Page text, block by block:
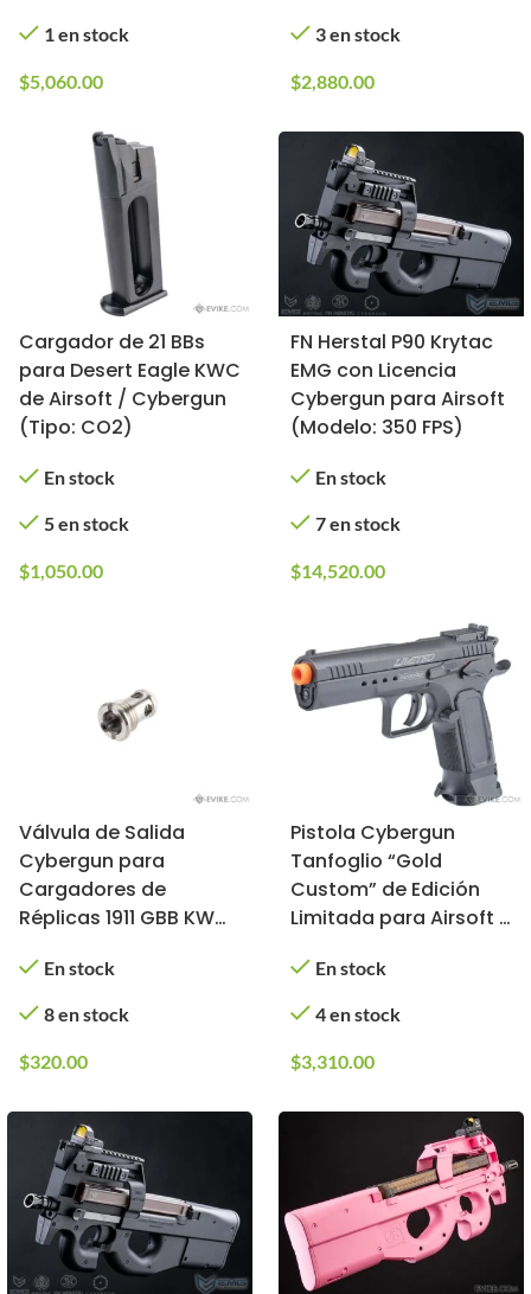
1 en stock
$5,060.00
3 en stock
$2,880.00
Cargador de 21 BBs
para Desert Eagle KWC
de Airsoft / Cybergun
(Tipo: CO2)
En stock
5 en stock
$1,050.00
FN Herstal P90 Krytac
EMG con Licencia
Cybergun para Airsoft
(Modelo: 350 FPS)
En stock
7 en stock
$14,520.00
Válvula de Salida
Cybergun para
Cargadores de
Réplicas 1911 GBB KWC
En stock
8 en stock
$320.00
Pistola Cybergun
Tanfoglio “Gold
Custom” de Edición
Limitada para Airsoft /
En stock
4 en stock
$3,310.00